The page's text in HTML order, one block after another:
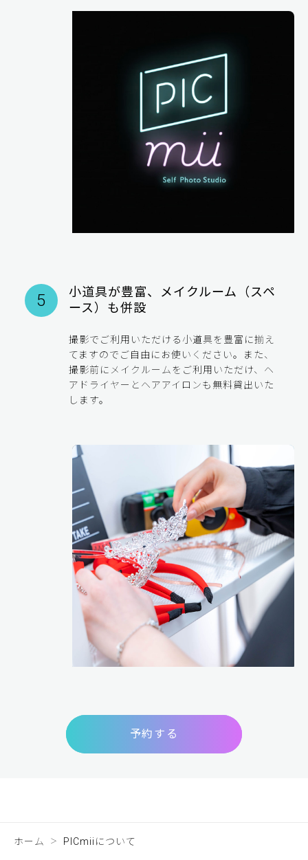
5
小道具が豊富、メイクルーム（スペ
ース）も併設
撮影でご利用いただける小道具を豊富に揃え
てますのでご自由にお使いください。また、
撮影前にメイクルームをご利用いただけ、ヘ
アドライヤーとヘアアイロンも無料貸出いた
します。
予約する
ホーム PICmiiについて